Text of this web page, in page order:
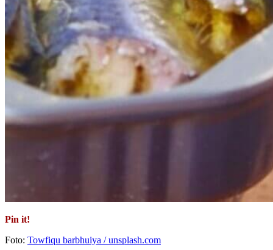
Pin it!
Foto: Towfiqu barbhuiya / unsplash.com